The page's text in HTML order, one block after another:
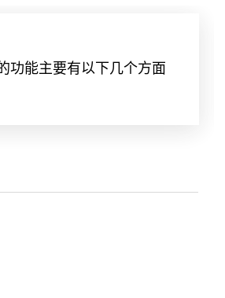
功能主要有以下几个方面